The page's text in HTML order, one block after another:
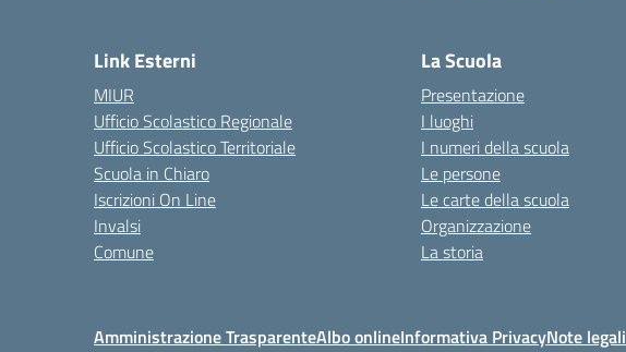
Link Esterni
MIUR
Ufficio Scolastico Regionale
Ufficio Scolastico Territoriale
Scuola in Chiaro
Iscrizioni On Line
Invalsi
Comune
La Scuola
Presentazione
I luoghi
I numeri della scuola
Le persone
Le carte della scuola
Organizzazione
La storia
Amministrazione TrasparenteAlbo onlineInformativa PrivacyNote legali